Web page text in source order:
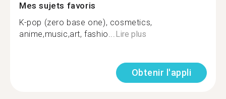
Mes sujets favoris
K-pop (zero base one), cosmetics,
anime,music,art, fashio...Lire plus
Obtenir l'appli